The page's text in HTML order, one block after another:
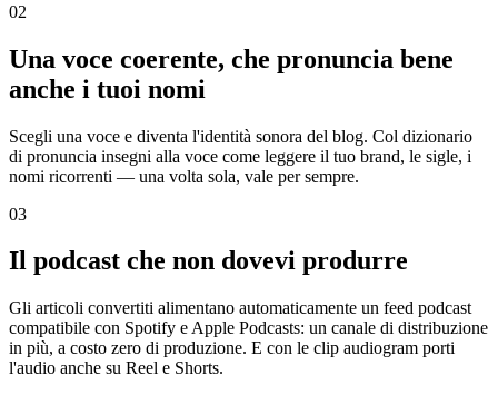
02
Una voce coerente, che pronuncia bene
anche i tuoi nomi
Scegli una voce e diventa l'identità sonora del blog. Col dizionario
di pronuncia insegni alla voce come leggere il tuo brand, le sigle, i
nomi ricorrenti — una volta sola, vale per sempre.
03
Il podcast che non dovevi produrre
Gli articoli convertiti alimentano automaticamente un feed podcast
compatibile con Spotify e Apple Podcasts: un canale di distribuzione
in più, a costo zero di produzione. E con le clip audiogram porti
l'audio anche su Reel e Shorts.